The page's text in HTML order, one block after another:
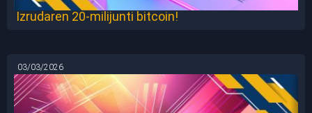
Izrudaren 20-milijunti bitcoin!
03/03/2026